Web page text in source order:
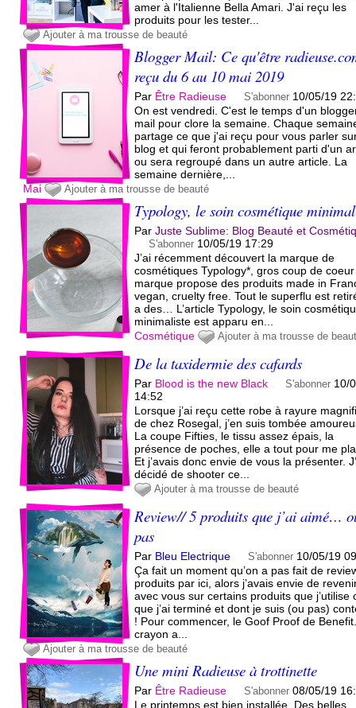
amer à l'Italienne Bella Amari. J'ai reçu les
produits pour les tester...
Ajouter à ma trousse de beauté
Blogger Mail: Ce qu'être
reçu du 6 au 10 mai 2019
Par Être Radieuse S'abonner 10/05/19
On est vendredi. C'est le temps d'un
mail pour clore la semaine. Chaque
partage ce que j'ai reçu pour vous parler
blog et qui feront probablement parti d'un
ou sera regroupé dans un autre article. La
semaine dernière,...
Mai
Ajouter à ma trousse de beauté
Typology, le soin cosmétique
ParJuste Sublime: Blog Beauté et
S'abonner 10/05/19 17:29
J’ai récemment découvert la marque de
cosmétiques Typology*, gros coup de
marque propose des produits made in
vegan, cruelty free. Tout le superflu est
a des… L’article Typology, le soin
minimaliste est apparu en...
Cosmétique
Ajouter à ma trousse de
De la taxidermie des cafards
Par Blood is the new Black S'abonner 10/
14:52
Lorsque j’ai reçu cette robe à rayure
de chez Rosegal, j’en suis tombée
La coupe Fifties, le tissu assez épais, la
présence de poches, elle a tout pour me
Et j’avais donc envie de vous la présenter.
décidé de shooter ce...
Ajouter à ma trousse de beauté
Review// 5 produits que j’ai aimé…
pas
Par Bleu Electrique S'abonner 10/05/19
Ça fait un moment qu’on a pas fait de
produits par ici, alors j’avais envie de
avec vous sur certains produits que j’utilise
que j’ai terminé et dont je suis (ou pas)
! Pour commencer, le Goof Proof de
crayon a...
Ajouter à ma trousse de beauté
Une mini Radieuse à trottinette
Par Être Radieuse S'abonner 08/05/19
Le printemps est bien installée. Des belles